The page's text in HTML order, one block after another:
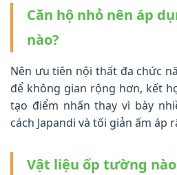
Căn hộ nhỏ nên áp
nào?
Nên ưu tiên nội thất đa chức
để không gian rộng hơn, kết
tạo điểm nhấn thay vì bày
cách Japandi và tối giản ấm áp
Vật liệu ốp tường